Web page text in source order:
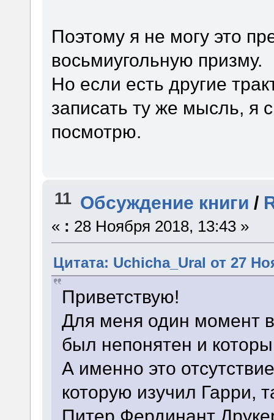
Поэтому я не могу это
восьмиугольную призму.
Но если есть другие
записать ту же мысль, я
посмотрю.
11 Обсуждение книги /
« : 28 Ноября 2018, 13:43 »
Цитата: Uchicha_Ural от 27
Приветствую!
Для меня один момент
был непонятен и
А именно это
которую изучил Гарри,
Питер Фердинант